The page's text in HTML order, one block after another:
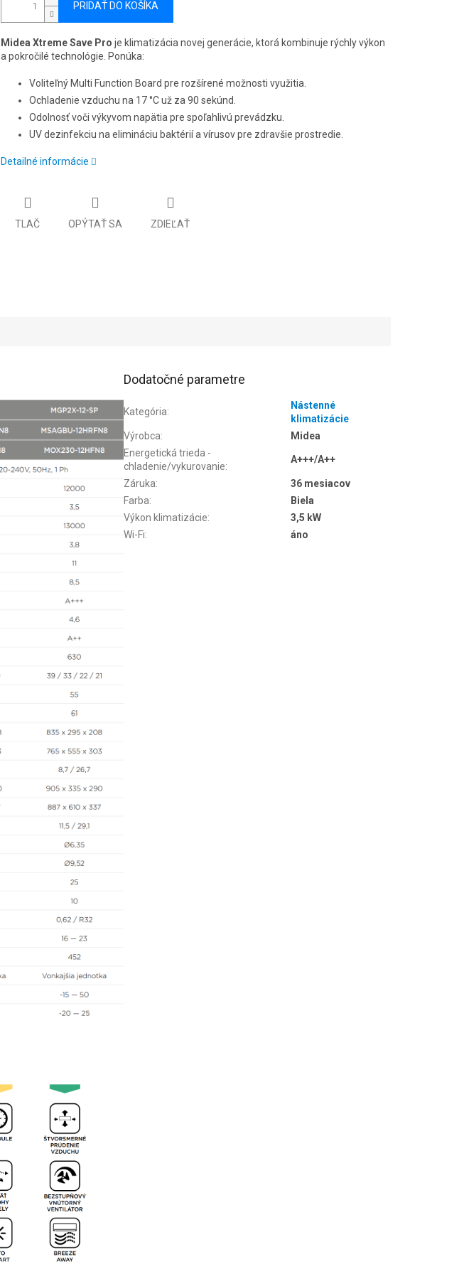
PRIDAŤ DO KOŠÍKA
Midea Xtreme Save Pro je klimatizácia novej generácie, ktorá kombinuje rýchly výkon
a pokročilé technológie. Ponúka:
Voliteľný Multi Function Board pre rozšírené možnosti využitia.
Ochladenie vzduchu na 17 °C už za 90 sekúnd.
Odolnosť voči výkyvom napätia pre spoľahlivú prevádzku.
UV dezinfekciu na elimináciu baktérií a vírusov pre zdravšie prostredie.
Detailné informácie
TLAČ OPÝTAŤ SA ZDIEĽAŤ
Dodatočné parametre
Kategória:
Nástenné
klimatizácie
Výrobca:
Midea
Energetická trieda -
chladenie/vykurovanie:
A+++/A++
Záruka:
36 mesiacov
Farba:
Biela
Výkon klimatizácie:
3,5 kW
Wi-Fi: áno